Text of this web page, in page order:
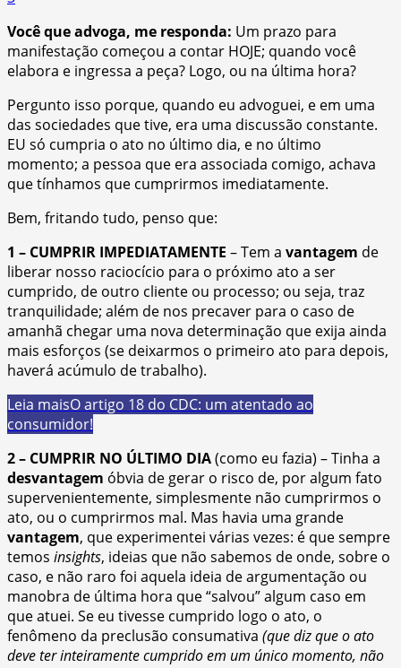
Você que advoga, me responda: Um prazo para
manifestação começou a contar HOJE; quando você
elabora e ingressa a peça? Logo, ou na última hora?
Pergunto isso porque, quando eu advoguei, e em uma
das sociedades que tive, era uma discussão constante.
EU só cumpria o ato no último dia, e no último
momento; a pessoa que era associada comigo, achava
que tínhamos que cumprirmos imediatamente.
Bem, fritando tudo, penso que:
1 – CUMPRIR IMPEDIATAMENTE – Tem a vantagem de
liberar nosso raciocício para o próximo ato a ser
cumprido, de outro cliente ou processo; ou seja, traz
tranquilidade; além de nos precaver para o caso de
amanhã chegar uma nova determinação que exija ainda
mais esforços (se deixarmos o primeiro ato para depois,
haverá acúmulo de trabalho).
Leia maisO artigo 18 do CDC: um atentado ao
consumidor!
2 – CUMPRIR NO ÚLTIMO DIA(como eu fazia) – Tinha a
desvantagem óbvia de gerar o risco de, por algum fato
supervenientemente, simplesmente não cumprirmos o
ato, ou o cumprirmos mal. Mas havia uma grande
vantagem, que experimentei várias vezes: é que sempre
temos insights, ideias que não sabemos de onde, sobre o
caso, e não raro foi aquela ideia de argumentação ou
manobra de última hora que “salvou” algum caso em
que atuei. Se eu tivesse cumprido logo o ato, o
fenômeno da preclusão consumativa (que diz que o ato
deve ter inteiramente cumprido em um único momento, não